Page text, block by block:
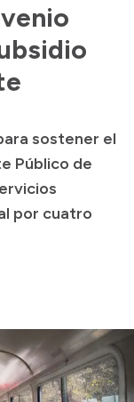
sostener el
Público de
por cuatro